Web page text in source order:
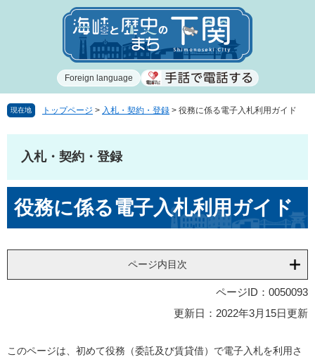
で
ば
Foreign language
現在地 トップページ > 入札・契約・登録 > 役務に係る電子入札利用ガイド
入札・契約・登録
文役務に係る電子入札利用ガイド
ページ内目次
ページID：0050093
更新日：2022年3月15日更新
このページは、初めて役務（委託及び賃貸借）で電子入札を利用さ